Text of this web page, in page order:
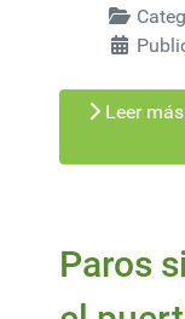
Leer
Paros